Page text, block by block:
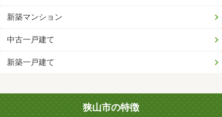
新築マンション
中古一戸建て
新築一戸建て
狭山市の特徴